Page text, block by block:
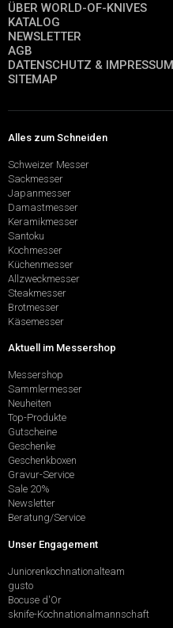
ÜBER WORLD-OF-KNIVES
KATALOG
NEWSLETTER
AGB
DATENSCHUTZ & IMPRESSUM
SITEMAP
Alles zum Schneiden
Schweizer Messer
Sackmesser
Japanmesser
Damastmesser
Keramikmesser
Santoku
Kochmesser
Küchenmesser
Allzweckmesser
Steakmesser
Brotmesser
Käsemesser
Aktuell im Messershop
Messershop
Sammlermesser
Neuheiten
Top-Produkte
Gutscheine
Geschenke
Geschenkboxen
Gravur-Service
Sale 20%
Newsletter
Beratung/Service
Unser Engagement
Juniorenkochnationalteam
gusto
Bocuse d'Or
sknife-Kochnationalmannschaft